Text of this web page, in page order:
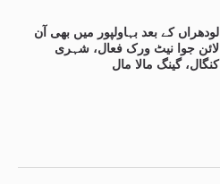
لودھراں کے بعد بہاولپور میں بھی آن
لائن جوا نیٹ ورک فعال، شہری
کنگال، گینگ مالا مال